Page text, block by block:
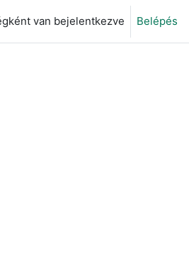
van bejelentkezve Belépés